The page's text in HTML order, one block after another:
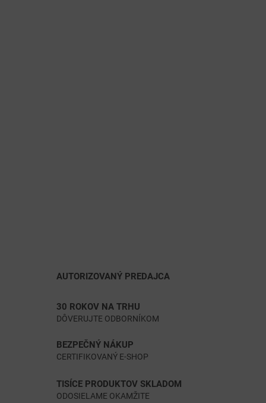
AUTORIZOVANÝ PREDAJCA
30 ROKOV NA TRHU
DÔVERUJTE ODBORNÍKOM
BEZPEČNÝ NÁKUP
CERTIFIKOVANÝ E-SHOP
TISÍCE PRODUKTOV SKLADOM
ODOSIELAME OKAMŽITE